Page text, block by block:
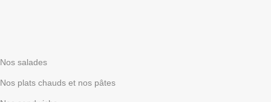
Nos salades
Nos plats chauds et nos pâtes